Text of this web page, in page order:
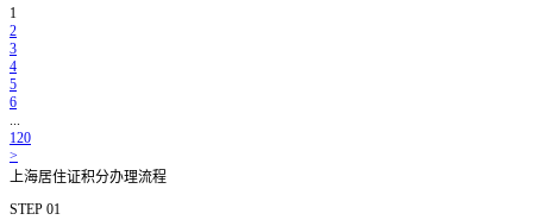
1
2
3
4
5
6
...
120
>
上海居住证积分办理流程
STEP 01